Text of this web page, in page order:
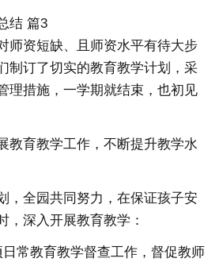
结 篇3
师资短缺、且师资水平有待大步
制订了切实的教育教学计划，采
理措施，一学期就结束，也初见
教育教学工作，不断提升教学水
，全园共同努力，在保证孩子安
，深入开展教育教学：
常教育教学督查工作，督促教师